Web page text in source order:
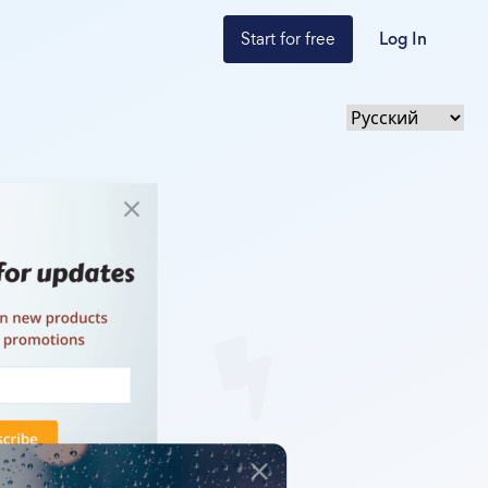
Start for free Log In